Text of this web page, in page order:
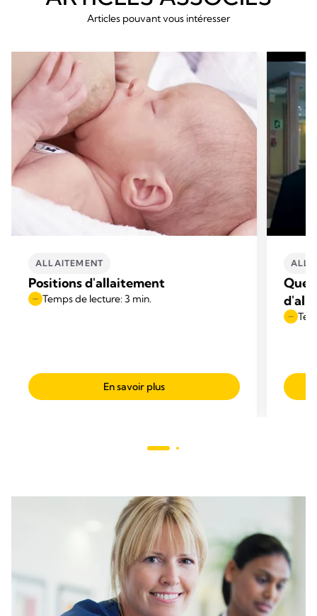
Articles pouvant vous intéresser
ALLAITEMENT
Positions d'allaitement
Temps de lecture: 3 min.
En savoir plus